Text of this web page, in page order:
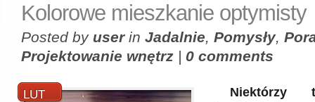
Kolorowe mieszkanie optymisty
Posted by userin Jadalnie, Pomysły,
Projektowanie wnętrz | 0 comments
LUT
Niektórzy